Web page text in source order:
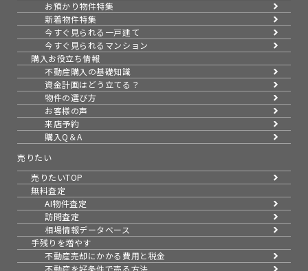
お預かり物件特集
新着物件特集
今すぐ見られる一戸建て
今すぐ見られるマンション
購入お役立ち情報
不動産購入の基礎知識
資金計画はどう立てる？
物件の選び方
お客様の声
来店予約
購入Q＆A
売りたい
売りたいTOP
無料査定
AI物件査定
訪問査定
相場情報データベース
手残りを増やす
不動産売却にかかる費用と税金
不動産を好条件で売る方法